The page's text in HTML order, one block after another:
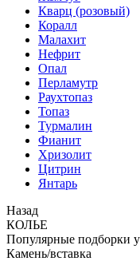
Кварц (розовый)
Коралл
Малахит
Нефрит
Опал
Перламутр
Раухтопаз
Топаз
Турмалин
Фианит
Хризолит
Цитрин
Янтарь
Назад
КОЛЬЕ
Популярные подборки
Камень/вставка